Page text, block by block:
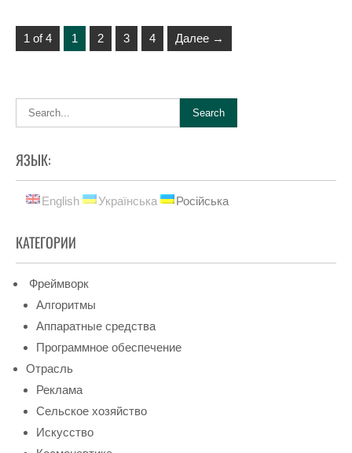
1 of 4 1 2 3 4 Далее →
ЯЗЫК:
English Українська Російська
КАТЕГОРИИ
Фреймворк
Алгоритмы
Аппаратные средства
Программное обеспечение
Отрасль
Реклама
Сельское хозяйство
Искусство